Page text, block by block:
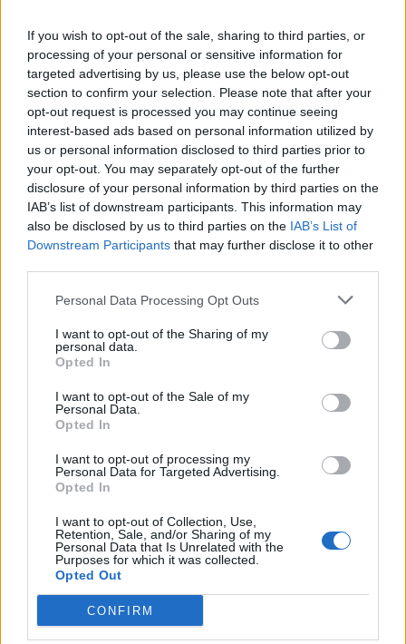
If you wish to opt-out of the sale, sharing to third parties, or
processing of your personal or sensitive information for
targeted advertising by us, please use the below opt-out
section to confirm your selection. Please note that after your
opt-out request is processed you may continue seeing
interest-based ads based on personal information utilized by
us or personal information disclosed to third parties prior to
your opt-out. You may separately opt-out of the further
disclosure of your personal information by third parties on the
IAB’s list of downstream participants. This information may
also be disclosed by us to third parties on the IAB’s List of
Downstream Participants that may further disclose it to other
Personal Data Processing Opt Outs
I want to opt-out of the Sharing of my
personal data.
Opted In
I want to opt-out of the Sale of my
Personal Data.
Opted In
I want to opt-out of processing my
Personal Data for Targeted Advertising.
Opted In
I want to opt-out of Collection, Use,
Retention, Sale, and/or Sharing of my
Personal Data that Is Unrelated with the
Purposes for which it was collected.
Opted Out
CONFIRM
USR
*STENOGRAME. Dosarul „Șpagă la Otopeni”.
Directorul arestat: „Am vorbit cu Rareș – «Stai
liniștit! Garantat săptămâna viitoare!»” / Vecinul
din complexul „Stejarii”
*STENOGRAME. Toți liderii PSD, invocați în
dosarul șpăgii de la Aeroportul Otopeni. „Mă
duc la Marcel, l-am rugat să-l sune pe
Grindeanu, să-mi dea și mie o prelungire pe 3,
Adrian Năstase spune că Putin e vânat de
„statul paralel european”, cu contribuția unei
românce care l-a „abuzat” și pe el! Coruptul
Năstase e furios că judecătoarea Iulia Motoc ar
putea ajunge la Curtea Penală Internațională,
VIDEO. Profesoara de engleză abuzată în
clasă de elevi spune că „nu s-a întâmplat nimic
grav“! Poliția a deschis dosar penal după ce
copii de 13 ani au mimat scene de sex cu